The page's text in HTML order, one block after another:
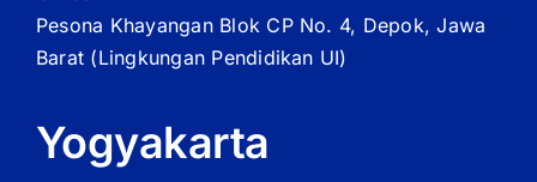
Pesona Khayangan Blok CP No. 4, Depok, Jawa
Barat (Lingkungan Pendidikan UI)
Yogyakarta